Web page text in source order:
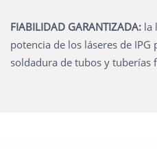
FIABILIDAD GARANTIZADA: la
potencia de los láseres de
soldadura de tubos y tuberías